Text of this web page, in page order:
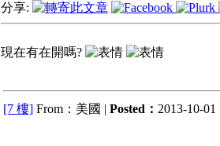
分享:
現在有在開嗎?
[7 樓] From：美國 | Posted： 2013-10-01